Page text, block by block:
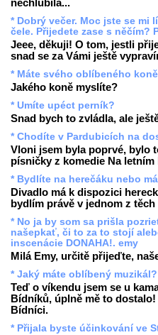
nechlubila...
* Dobrý večer. Moc jste se mi
čele. Přijedete zase s něčím?
Jeee, děkuji! O tom, jestli
snad se za Vámi ještě
* Máte svého oblíbeného
Jakého koně myslíte?
* Umíte upéct perník?
Snad bych to zvládla, ale
* Chodíte v Pardubicích na
Vloni jsem byla poprvé, bylo
písničky z komedie Na letním
* Bydlíte na herečáku nebo
Divadlo má k dispozici
bydlím právě v jednom z
* No ja by som sa prišla
našepkať, či to za to stojí
inscenácie DONAHA!. emy
Milá Emy, určitě přijeďte,
* Jaký máte oblíbený muzikál?
Teď o víkendu jsem se u
Bídníků, úplně mě to
Bídníci.
* Přijala byste účinkování ve